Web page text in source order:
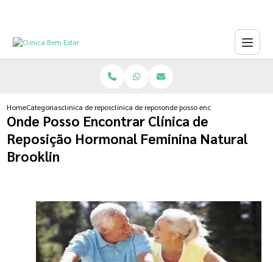
HomeCategoriasclinica de reposicao hormonalclinica de reposicao hormonal feminina
onde posso encontrar clinica de
Onde Posso Encontrar Clínica de
Reposição Hormonal Feminina Natural
Brooklin